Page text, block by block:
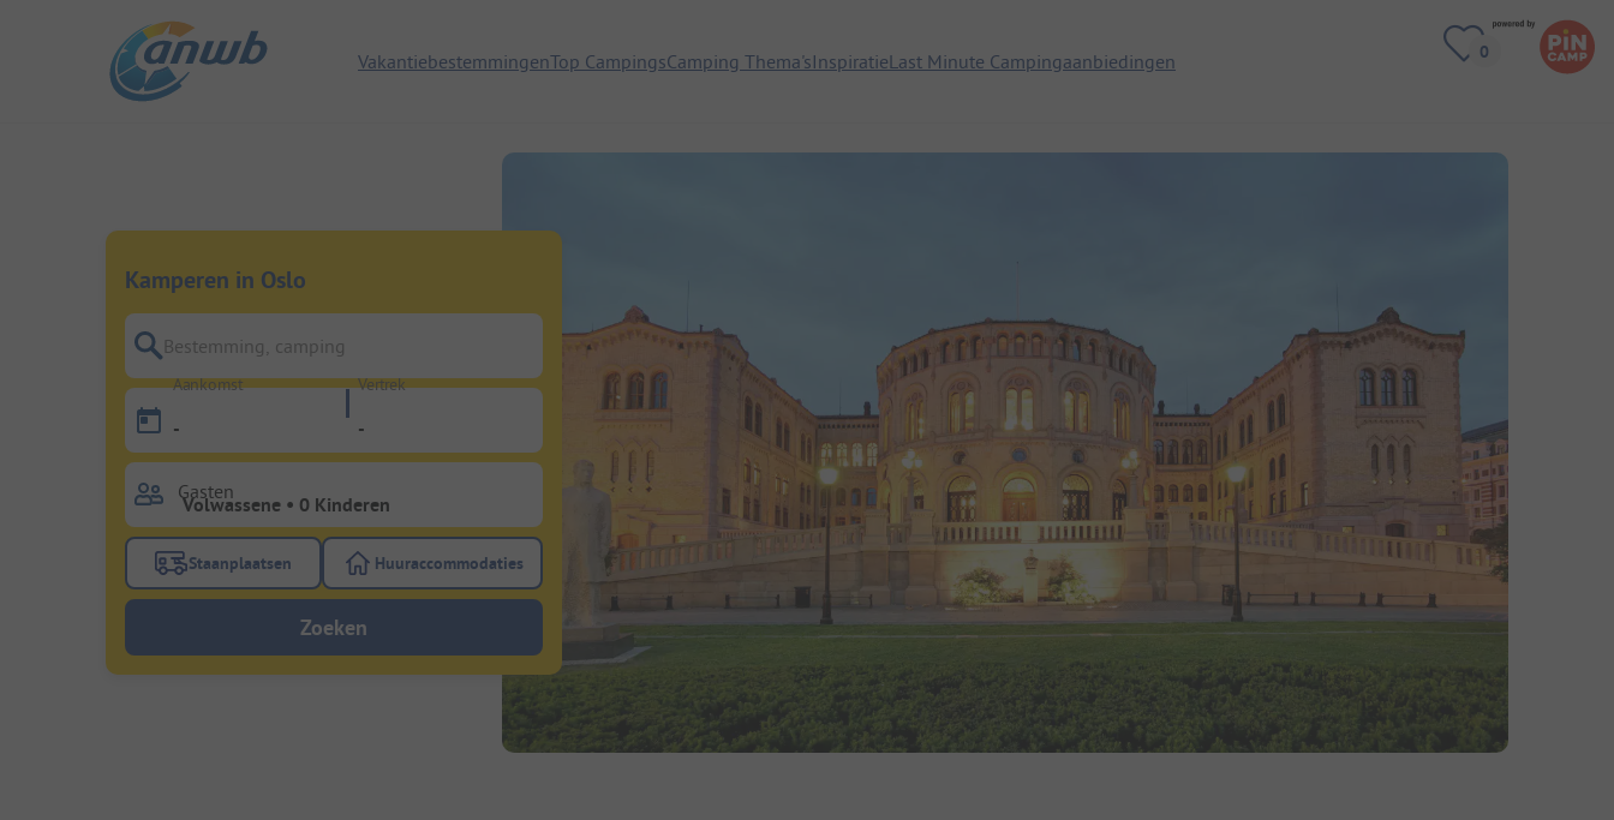
VakantiebestemmingenTop CampingsCamping Thema'sInspiratieLast Minute Campingaanbiedingen
Kamperen in Oslo
Bestemming, camping
Aankomst
-
Vertrek
-
Gasten
Gebruik de filterknop staanplaatsen om te zoeken naar staanplaatsen
Staanplaatsen Gebruik de filterknop huuraccommodaties om te zoeken naar huuraccommodaties
Huuraccommodaties
Zoeken